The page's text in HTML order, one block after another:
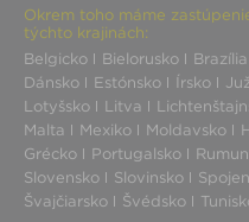
Okrem toho máme
týchto krajinách:
Belgicko
Bielorusko Brazília
Dánsko
Estónsko Írsko
Lotyšsko
Litva
Malta
Mexiko Moldavsko
Grécko
Portugalsko
Slovensko
Slovinsko
Švajčiarsko
Švédsko